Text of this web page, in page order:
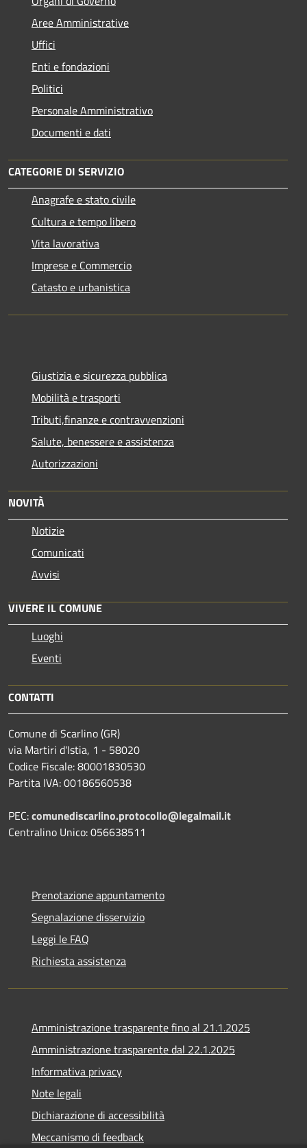
Aree Amministrative
Uffici
Enti e fondazioni
Politici
Personale Amministrativo
Documenti e dati
CATEGORIE DI SERVIZIO
Anagrafe e stato civile
Cultura e tempo libero
Vita lavorativa
Imprese e Commercio
Catasto e urbanistica
Giustizia e sicurezza pubblica
Mobilità e trasporti
Tributi,finanze e contravvenzioni
Salute, benessere e assistenza
Autorizzazioni
NOVITÀ
Notizie
Comunicati
Avvisi
VIVERE IL COMUNE
Luoghi
Eventi
CONTATTI
Comune di Scarlino (GR)
via Martiri d'Istia, 1 - 58020
Codice Fiscale: 80001830530
Partita IVA: 00186560538
PEC:comunediscarlino.protocollo@legalmail.it
Centralino Unico: 056638511
Prenotazione appuntamento
Segnalazione disservizio
Leggi le FAQ
Richiesta assistenza
Amministrazione trasparente fino al 21.1.2025
Amministrazione trasparente dal 22.1.2025
Informativa privacy
Note legali
Dichiarazione di accessibilità
Meccanismo di feedback